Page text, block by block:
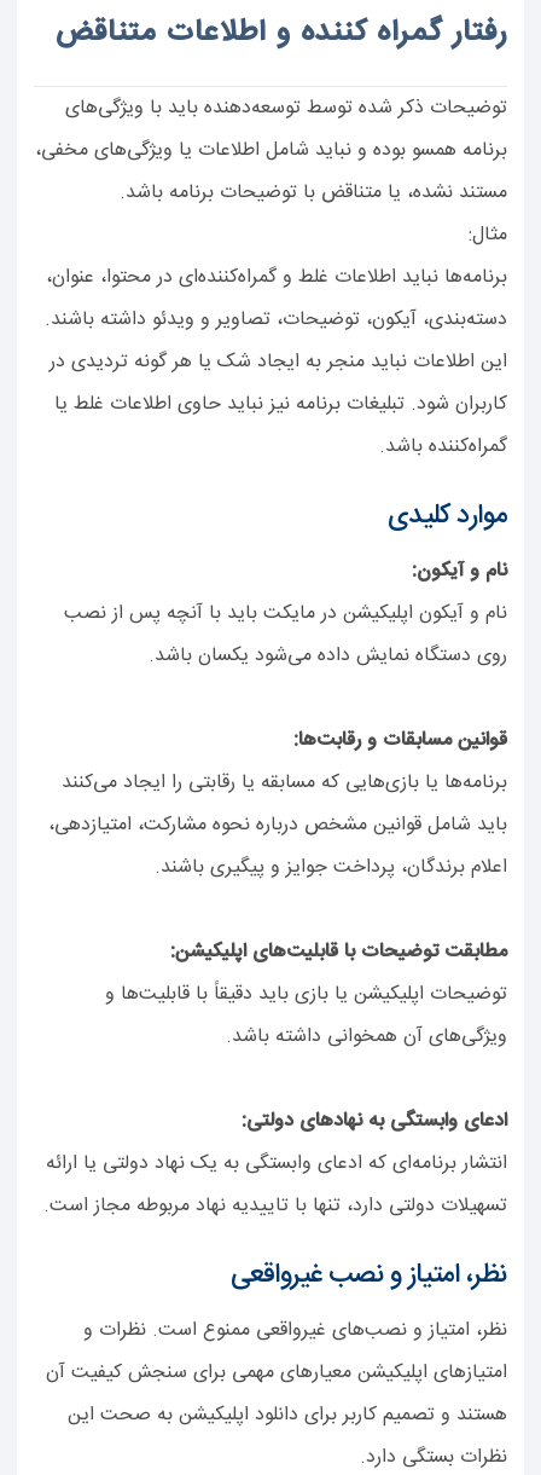
رفتار گمراه کننده و اطلاعات متناقض
توضیحات ذکر شده توسط توسعه‌دهنده باید با ویژگی‌های
برنامه همسو بوده و نباید شامل اطلاعات یا ویژگی‌های مخفی،
مستند نشده، یا متناقض با توضیحات برنامه باشد.
مثال:
برنامه‌ها نباید اطلاعات غلط و گمراه‌کننده‌ای در محتوا، عنوان،
دسته‌بندی، آیکون، توضیحات، تصاویر و ویدئو داشته باشند.
این اطلاعات نباید منجر به ایجاد شک یا هر گونه تردیدی در
کاربران شود. تبلیغات برنامه نیز نباید حاوی اطلاعات غلط یا
گمراه‌کننده باشد.
موارد کلیدی
نام و آیکون:
نام و آیکون اپلیکیشن در مایکت باید با آنچه پس از نصب
روی دستگاه نمایش داده می‌شود یکسان باشد.
قوانین مسابقات و رقابت‌ها:
برنامه‌ها یا بازی‌هایی که مسابقه یا رقابتی را ایجاد می‌کنند
باید شامل قوانین مشخص درباره نحوه مشارکت، امتیازدهی،
اعلام برندگان، پرداخت جوایز و پیگیری باشند.
مطابقت توضیحات با قابلیت‌های اپلیکیشن:
توضیحات اپلیکیشن یا بازی باید دقیقاً با قابلیت‌ها و
ویژگی‌های آن همخوانی داشته باشد.
ادعای وابستگی به نهادهای دولتی:
انتشار برنامه‌ای که ادعای وابستگی به یک نهاد دولتی یا ارائه
تسهیلات دولتی دارد، تنها با تاییدیه نهاد مربوطه مجاز است.
نظر، امتیاز و نصب غیرواقعی
نظر، امتیاز و نصب‌های غیرواقعی ممنوع است. نظرات و
امتیازهای اپلیکیشن معیارهای مهمی برای سنجش کیفیت آن
هستند و تصمیم کاربر برای دانلود اپلیکیشن به صحت این
نظرات بستگی دارد.